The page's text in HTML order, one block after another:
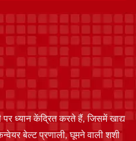
पर ध्यान केंद्रित करते हैं, जिसमें खाद्य
बेल्ट प्रणाली, घूमने वाली शशी